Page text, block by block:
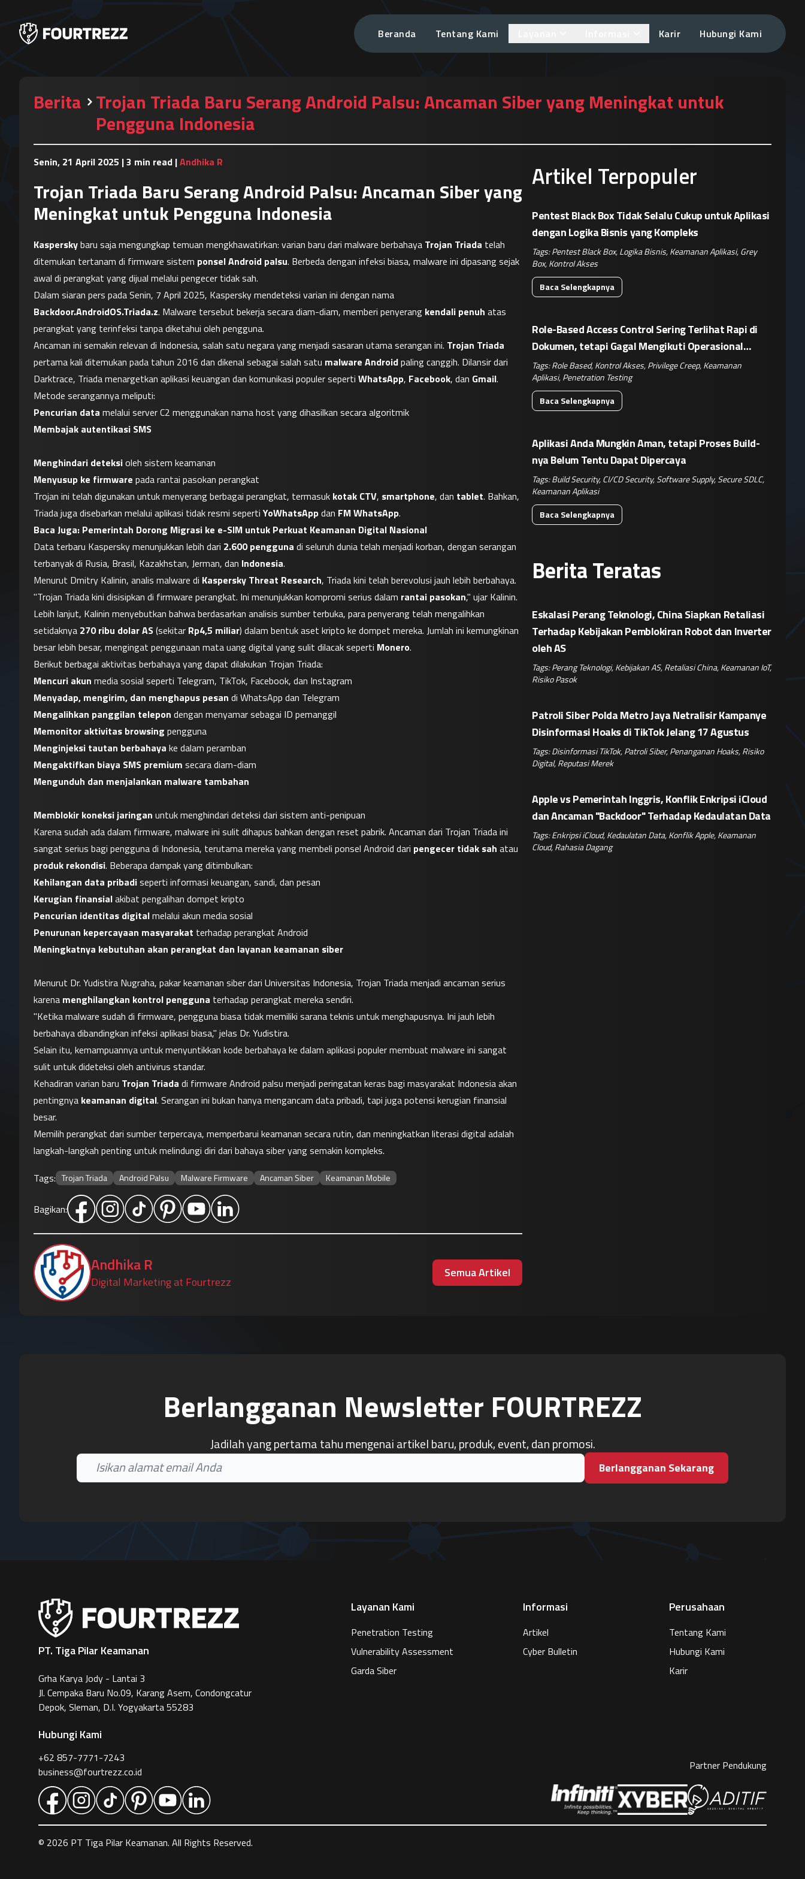
Beranda Tentang Kami Karir Hubungi Kami
Berita Trojan Triada Baru Serang Android Palsu: Ancaman Siber yang Meningkat untuk
Pengguna Indonesia
Senin, 21 April 2025 |3 min read |Andhika R
Trojan Triada Baru Serang Android Palsu: Ancaman Siber yang
Meningkat untuk Pengguna Indonesia
Kaspersky baru saja mengungkap temuan mengkhawatirkan: varian baru dari malware berbahaya Trojan Triada telah
ditemukan tertanam di firmware sistem ponsel Android palsu. Berbeda dengan infeksi biasa, malware ini dipasang sejak
awal di perangkat yang dijual melalui pengecer tidak sah.
Backdoor.AndroidOS.Triada.z. Malware tersebut bekerja secara diam-diam, memberi penyerang kendali penuh atas
perangkat yang terinfeksi tanpa diketahui oleh pengguna.
Ancaman ini semakin relevan di Indonesia, salah satu negara yang menjadi sasaran utama serangan ini. Trojan Triada
pertama kali ditemukan pada tahun 2016 dan dikenal sebagai salah satu malware Android paling canggih. Dilansir dari
Darktrace, Triada menargetkan aplikasi keuangan dan komunikasi populer seperti WhatsApp, Facebook, dan Gmail.
Metode serangannya meliputi:
Pencurian data melalui server C2 menggunakan nama host yang dihasilkan secara algoritmik
Membajak autentikasi SMS
Menghindari deteksi oleh sistem keamanan
Menyusup ke firmware pada rantai pasokan perangkat
Trojan ini telah digunakan untuk menyerang berbagai perangkat, termasuk kotak CTV, smartphone, dan tablet. Bahkan,
Triada juga disebarkan melalui aplikasi tidak resmi seperti YoWhatsApp dan FM WhatsApp.
Baca Juga: Pemerintah Dorong Migrasi ke e-SIM untuk Perkuat Keamanan Digital Nasional
Data terbaru Kaspersky menunjukkan lebih dari 2.600 pengguna di seluruh dunia telah menjadi korban, dengan serangan
terbanyak di Rusia, Brasil, Kazakhstan, Jerman, dan Indonesia.
Menurut Dmitry Kalinin, analis malware di Kaspersky Threat Research, Triada kini telah berevolusi jauh lebih berbahaya.
"Trojan Triada kini disisipkan di firmware perangkat. Ini menunjukkan kompromi serius dalam rantai pasokan," ujar Kalinin.
Lebih lanjut, Kalinin menyebutkan bahwa berdasarkan analisis sumber terbuka, para penyerang telah mengalihkan
setidaknya 270 ribu dolar AS (sekitar Rp4,5 miliar) dalam bentuk aset kripto ke dompet mereka. Jumlah ini kemungkinan
besar lebih besar, mengingat penggunaan mata uang digital yang sulit dilacak seperti Monero.
Berikut berbagai aktivitas berbahaya yang dapat dilakukan Trojan Triada:
Mencuri akun media sosial seperti Telegram, TikTok, Facebook, dan Instagram
Menyadap, mengirim, dan menghapus pesan di WhatsApp dan Telegram
Mengalihkan panggilan telepon dengan menyamar sebagai ID pemanggil
Memonitor aktivitas browsing pengguna
Menginjeksi tautan berbahaya ke dalam peramban
Mengaktifkan biaya SMS premium secara diam-diam
Mengunduh dan menjalankan malware tambahan
Memblokir koneksi jaringan untuk menghindari deteksi dari sistem anti-penipuan
Karena sudah ada dalam firmware, malware ini sulit dihapus bahkan dengan reset pabrik. Ancaman dari Trojan Triada ini
sangat serius bagi pengguna di Indonesia, terutama mereka yang membeli ponsel Android dari pengecer tidak sah
produk rekondisi. Beberapa dampak yang ditimbulkan:
Kehilangan data pribadi seperti informasi keuangan, sandi, dan pesan
Kerugian finansial akibat pengalihan dompet kripto
Pencurian identitas digital melalui akun media sosial
Penurunan kepercayaan masyarakat terhadap perangkat Android
Meningkatnya kebutuhan akan perangkat dan layanan keamanan siber
Menurut Dr. Yudistira Nugraha, pakar keamanan siber dari Universitas Indonesia, Trojan Triada menjadi ancaman serius
karena menghilangkan kontrol pengguna terhadap perangkat mereka sendiri.
"Ketika malware sudah di firmware, pengguna biasa tidak memiliki sarana teknis untuk menghapusnya. Ini jauh lebih
berbahaya dibandingkan infeksi aplikasi biasa," jelas Dr. Yudistira.
Selain itu, kemampuannya untuk menyuntikkan kode berbahaya ke dalam aplikasi populer membuat malware ini sangat
sulit untuk dideteksi oleh antivirus standar.
Kehadiran varian baru Trojan Triada di firmware Android palsu menjadi peringatan keras bagi masyarakat Indonesia akan
pentingnya keamanan digital. Serangan ini bukan hanya mengancam data pribadi, tapi juga potensi kerugian finansial
besar.
Memilih perangkat dari sumber terpercaya, memperbarui keamanan secara rutin, dan meningkatkan literasi digital adalah
langkah-langkah penting untuk melindungi diri dari bahaya siber yang semakin kompleks.
Tags: Trojan Triada Android Palsu Malware Firmware Ancaman Siber Keamanan Mobile
Bagikan:
Andhika R
Digital Marketing at Fourtrezz
Semua Artikel
Artikel Terpopuler
Pentest Black Box Tidak Selalu Cukup untuk Aplikasi
dengan Logika Bisnis yang Kompleks
Tags:Pentest Black Box,Logika Bisnis,Keamanan Aplikasi,Grey
Box,Kontrol Akses
Baca Selengkapnya
Role-Based Access Control Sering Terlihat Rapi di
Dokumen, tetapi Gagal Mengikuti Operasional
Nyata
Tags:Role Based,Kontrol Akses,Privilege Creep,Keamanan
Aplikasi,Penetration Testing
Baca Selengkapnya
Aplikasi Anda Mungkin Aman, tetapi Proses Build-
nya Belum Tentu Dapat Dipercaya
Tags:Build Security,CI/CD Security,Software Supply,Secure SDLC,
Keamanan Aplikasi
Baca Selengkapnya
Berita Teratas
Eskalasi Perang Teknologi, China Siapkan Retaliasi
Terhadap Kebijakan Pemblokiran Robot dan Inverter
oleh AS
Tags:Perang Teknologi,Kebijakan AS,Retaliasi China,Keamanan IoT,
Risiko Pasok
Patroli Siber Polda Metro Jaya Netralisir Kampanye
Disinformasi Hoaks di TikTok Jelang 17 Agustus
Tags:Disinformasi TikTok,Patroli Siber,Penanganan Hoaks,Risiko
Digital,Reputasi Merek
Apple vs Pemerintah Inggris, Konflik Enkripsi iCloud
dan Ancaman "Backdoor" Terhadap Kedaulatan Data
Tags:Enkripsi iCloud,Kedaulatan Data,Konflik Apple,Keamanan
Cloud,Rahasia Dagang
Berlangganan Newsletter FOURTREZZ
Jadilah yang pertama tahu mengenai artikel baru, produk, event, dan promosi.
Berlangganan Sekarang
PT. Tiga Pilar Keamanan
Grha Karya Jody - Lantai 3
Jl. Cempaka Baru No.09, Karang Asem, Condongcatur
Depok, Sleman, D.I. Yogyakarta 55283
Layanan Kami
Penetration Testing
Vulnerability Assessment
Garda Siber
Informasi
Artikel
Cyber Bulletin
Perusahaan
Tentang Kami
Hubungi Kami
Karir
Hubungi Kami
+62 857-7771-7243
business@fourtrezz.co.id
Partner Pendukung
© 2026 PT Tiga Pilar Keamanan. All Rights Reserved.